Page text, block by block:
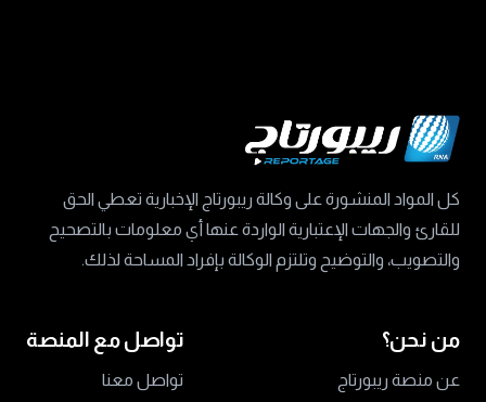
كل المواد المنشورة على وكالة ريبورتاج الإخبارية تعطي الحق
للقارئ والجهات الإعتبارية الواردة عنها أي معلومات بالتصحيح
والتصويب، والتوضيح وتلتزم الوكالة بإفراد المساحة لذلك.
من نحن؟
عن منصة ريبورتاج
تواصل مع المنصة
تواصل معنا